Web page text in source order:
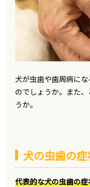
犬が虫歯や歯周病に
のでしょうか。また
うか。
犬の虫歯の症
代表的な犬の虫歯の